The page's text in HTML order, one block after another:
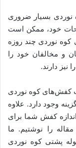
نوردی بسیار ضروری
خود، ممکن است
کوه نوردی چند روزه
و مخالفان خود را
نیز دارند.
کفش‌های کوه نوردی
وجود دارد. علاوه
کفش شما برای
را نوشتیم. ما
پشتی کوه نوردی